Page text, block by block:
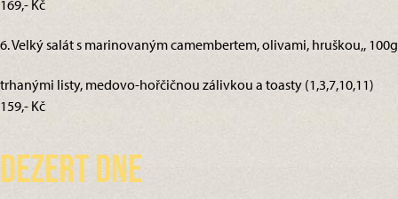
169,- Kč
6. Velký salát s marinovaným camembertem, olivami, hruškou,, 100g
trhanými listy, medovo-hořčičnou zálivkou a toasty (1,3,7,10,11)
159,- Kč
Dezert dne